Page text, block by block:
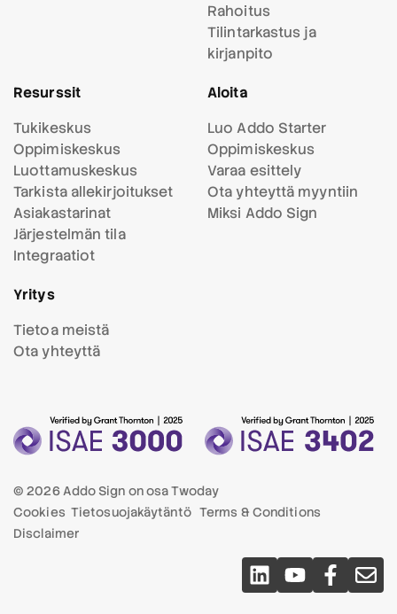
Rahoitus
Tilintarkastus ja
kirjanpito
Resurssit
Tukikeskus
Oppimiskeskus
Luottamuskeskus
Tarkista allekirjoitukset
Asiakastarinat
Järjestelmän tila
Integraatiot
Aloita
Luo Addo Starter
Oppimiskeskus
Varaa esittely
Ota yhteyttä myyntiin
Miksi Addo Sign
Yritys
Tietoa meistä
Ota yhteyttä
© 2026 Addo Sign on osaTwoday
Cookies Tietosuojakäytäntö Terms & Conditions
Disclaimer